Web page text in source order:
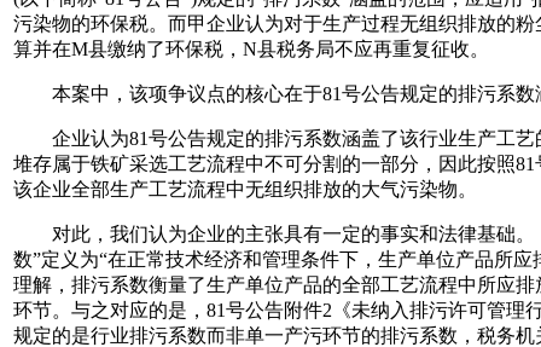
污染物的环保税。而甲企业认为对于生产过程无组织排放的
算并在M县缴纳了环保税，N县税务局不应再重复征收。
本案中，该项争议点的核心在于81号公告规定的排污系数
企业认为81号公告规定的排污系数涵盖了该行业生产工艺
堆存属于铁矿采选工艺流程中不可分割的一部分，因此按照
该企业全部生产工艺流程中无组织排放的大气污染物。
对此，我们认为企业的主张具有一定的事实和法律基础。
数”定义为“在正常技术经济和管理条件下，生产单位产品所
理解，排污系数衡量了生产单位产品的全部工艺流程中所应
环节。与之对应的是，81号公告附件2《未纳入排污许可管理
规定的是行业排污系数而非单一产污环节的排污系数，税务